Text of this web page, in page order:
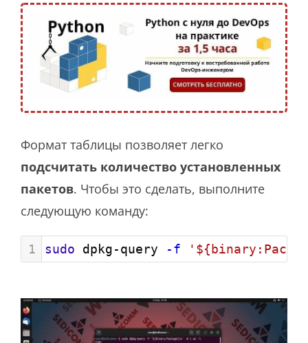
Формат таблицы позволяет легко
подсчитать количество установленных
пакетов. Чтобы это сделать, выполните
следующую команду:
1 sudo dpkg-query -f